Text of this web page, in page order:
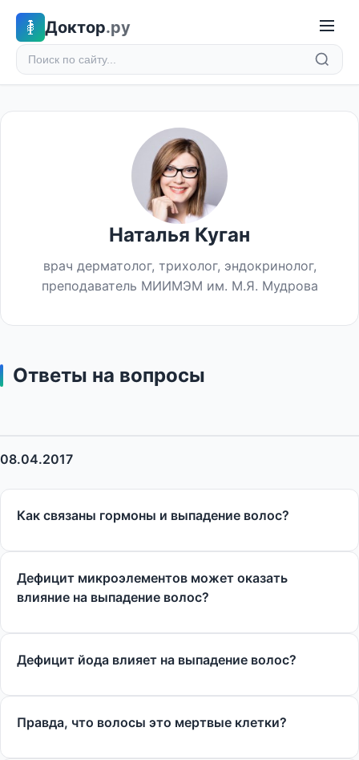
Доктор.ру
Наталья Куган
врач дерматолог, трихолог, эндокринолог,
преподаватель МИИМЭМ им. М.Я. Мудрова
Ответы на вопросы
08.04.2017
Как связаны гормоны и выпадение волос?
Дефицит микроэлементов может оказать
влияние на выпадение волос?
Дефицит йода влияет на выпадение волос?
Правда, что волосы это мертвые клетки?